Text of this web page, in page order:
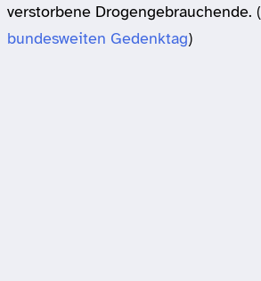
verstorbene Drogengebrauchende. (
bundesweiten Gedenktag)